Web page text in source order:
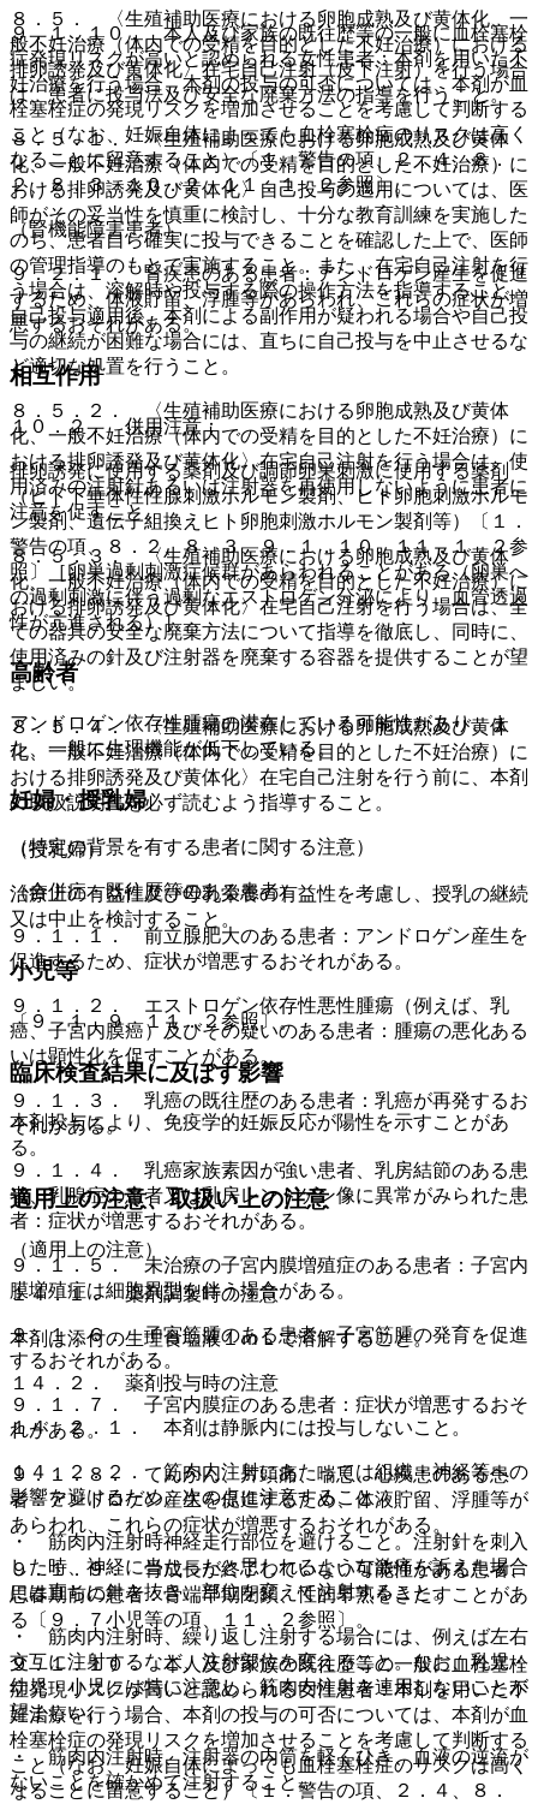
９．１．１０． 本人及び家族の既往歴等の一般に血栓塞栓
症発現リスクが高いと認められる女性患者：本剤を用いた不
妊治療を行う場合、本剤の投与の可否については、本剤が血
栓塞栓症の発現リスクを増加させることを考慮して判断する
こと（なお、妊娠自体によっても血栓塞栓症のリスクは高く
なることに留意すること）〔１．警告の項、２．４、８．
２、８．３、１０．２、１１．１．２参照〕。
（腎機能障害患者）
９．２．１． 腎疾患のある患者：アンドロゲン産生を促進
するため、体液貯留、浮腫等があらわれ、これらの症状が増
悪するおそれがある。
相互作用
１０．２． 併用注意：
排卵誘発に使用する薬剤及び調節卵巣刺激に使用する薬剤
（ヒト下垂体性性腺刺激ホルモン製剤、ヒト卵胞刺激ホルモ
ン製剤、遺伝子組換えヒト卵胞刺激ホルモン製剤等）〔１．
警告の項、８．２、８．３、９．１．１０、１１．１．２参
照〕［卵巣過剰刺激症候群があらわれることがある（卵巣へ
の過剰刺激に伴う過剰なエストロゲン分泌により、血管透過
性が亢進される）］。
高齢者
アンドロゲン依存性腫瘍の潜在している可能性があり、ま
た、一般に生理機能が低下している。
妊婦・授乳婦
（授乳婦）
治療上の有益性及び母乳栄養の有益性を考慮し、授乳の継続
又は中止を検討すること。
小児等
〔９．１．９、１１．２参照〕。
臨床検査結果に及ぼす影響
本剤投与により、免疫学的妊娠反応が陽性を示すことがあ
る。
適用上の注意、取扱い上の注意
（適用上の注意）
１４．１． 薬剤調製時の注意
本剤は添付の生理食塩液１ｍＬで溶解すること。
１４．２． 薬剤投与時の注意
１４．２．１． 本剤は静脈内には投与しないこと。
１４．２．２． 筋肉内注射にあたっては組織・神経等への
影響を避けるため、次の点に注意すること。
・ 筋肉内注射時神経走行部位を避けること。注射針を刺入
した時、神経に当たったと思われるような激痛を訴えた場合
には直ちに針を抜き、部位を変えて注射すること。
・ 筋肉内注射時、繰り返し注射する場合には、例えば左右
交互に注射するなど、注射部位を変えること。なお、乳児・
幼児・小児には特に注意し、筋肉内注射を連用しないことが
望ましい。
・ 筋肉内注射時、注射器の内筒を軽くひき、血液の逆流が
ないことを確かめて注射すること。
８．５． 〈生殖補助医療における卵胞成熟及び黄体化、一
般不妊治療（体内での受精を目的とした不妊治療）における
排卵誘発及び黄体化〉在宅自己注射（皮下注射）を行う場合
は、患者に投与法及び安全な廃棄方法の指導を行うこと。
８．５．１． 〈生殖補助医療における卵胞成熟及び黄体
化、一般不妊治療（体内での受精を目的とした不妊治療）に
おける排卵誘発及び黄体化〉自己投与の適用については、医
師がその妥当性を慎重に検討し、十分な教育訓練を実施した
のち、患者自ら確実に投与できることを確認した上で、医師
の管理指導のもとで実施すること。また、在宅自己注射を行
う場合は、溶解時や投与する際の操作方法を指導すること。
自己投与適用後、本剤による副作用が疑われる場合や自己投
与の継続が困難な場合には、直ちに自己投与を中止させるな
ど適切な処置を行うこと。
８．５．２． 〈生殖補助医療における卵胞成熟及び黄体
化、一般不妊治療（体内での受精を目的とした不妊治療）に
おける排卵誘発及び黄体化〉在宅自己注射を行う場合は、使
用済みの注射針あるいは注射器を再使用しないように患者に
注意を促すこと。
８．５．３． 〈生殖補助医療における卵胞成熟及び黄体
化、一般不妊治療（体内での受精を目的とした不妊治療）に
おける排卵誘発及び黄体化〉在宅自己注射を行う場合は、全
ての器具の安全な廃棄方法について指導を徹底し、同時に、
使用済みの針及び注射器を廃棄する容器を提供することが望
ましい。
８．５．４． 〈生殖補助医療における卵胞成熟及び黄体
化、一般不妊治療（体内での受精を目的とした不妊治療）に
おける排卵誘発及び黄体化〉在宅自己注射を行う前に、本剤
の取扱説明書を必ず読むよう指導すること。
（特定の背景を有する患者に関する注意）
（合併症・既往歴等のある患者）
９．１．１． 前立腺肥大のある患者：アンドロゲン産生を
促進するため、症状が増悪するおそれがある。
９．１．２． エストロゲン依存性悪性腫瘍（例えば、乳
癌、子宮内膜癌）及びその疑いのある患者：腫瘍の悪化ある
いは顕性化を促すことがある。
９．１．３． 乳癌の既往歴のある患者：乳癌が再発するお
それがある。
９．１．４． 乳癌家族素因が強い患者、乳房結節のある患
者、乳腺症の患者又は乳房レントゲン像に異常がみられた患
者：症状が増悪するおそれがある。
９．１．５． 未治療の子宮内膜増殖症のある患者：子宮内
膜増殖症は細胞異型を伴う場合がある。
９．１．６． 子宮筋腫のある患者：子宮筋腫の発育を促進
するおそれがある。
９．１．７． 子宮内膜症のある患者：症状が増悪するおそ
れがある。
９．１．８． てんかん、片頭痛、喘息、心疾患のある患
者：アンドロゲン産生を促進するため、体液貯留、浮腫等が
あらわれ、これらの症状が増悪するおそれがある。
９．１．９． 骨成長が終了していない可能性がある患者、
思春期前の患者：骨端早期閉鎖、性的早熟をきたすことがあ
る〔９．７小児等の項、１１．２参照〕。
９．１．１０． 本人及び家族の既往歴等の一般に血栓塞栓
症発現リスクが高いと認められる女性患者：本剤を用いた不
妊治療を行う場合、本剤の投与の可否については、本剤が血
栓塞栓症の発現リスクを増加させることを考慮して判断する
こと（なお、妊娠自体によっても血栓塞栓症のリスクは高く
なることに留意すること）〔１．警告の項、２．４、８．